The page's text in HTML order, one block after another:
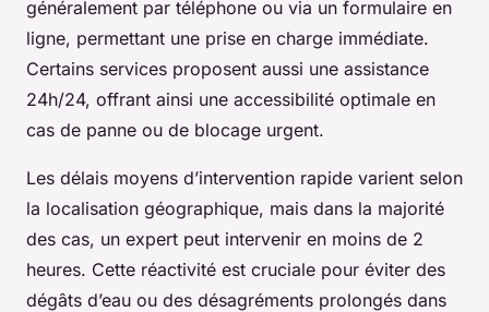
généralement par téléphone ou via un formulaire en
ligne, permettant une prise en charge immédiate.
Certains services proposent aussi une assistance
24h/24, offrant ainsi une accessibilité optimale en
cas de panne ou de blocage urgent.
Les délais moyens d’intervention rapide varient selon
la localisation géographique, mais dans la majorité
des cas, un expert peut intervenir en moins de 2
heures. Cette réactivité est cruciale pour éviter des
dégâts d’eau ou des désagréments prolongés dans